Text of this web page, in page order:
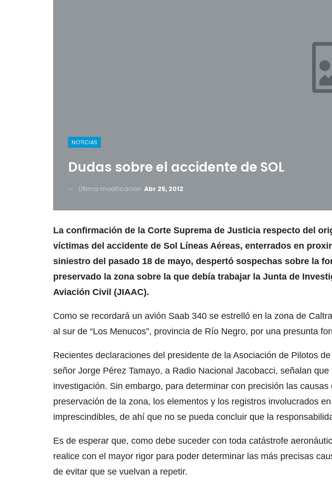
NOTICIAS
Dudas sobre el accidente de SOL
Última modificación Abr 25, 2012
La confirmación de la Corte Suprema de Justicia respecto del
víctimas del accidente de Sol Líneas Aéreas, enterrados en
siniestro del pasado 18 de mayo, despertó sospechas sobre la
preservado la zona sobre la que debía trabajar la Junta de
Aviación Civil (JIAAC).
Como se recordará un avión Saab 340 se estrelló en la zona de
al sur de “Los Menucos”, provincia de Río Negro, por una presunta
Recientes declaraciones del presidente de la Asociación de Pilotos
señor Jorge Pérez Tamayo, a Radio Nacional Jacobacci, señalan que
investigación. Sin embargo, para determinar con precisión las
preservación de la zona, los elementos y los registros involucrados
imprescindibles, de ahí que no se pueda concluir que la
Es de esperar que, como debe suceder con toda catástrofe
realice con el mayor rigor para poder determinar las más precisas
de evitar que se vuelvan a repetir.